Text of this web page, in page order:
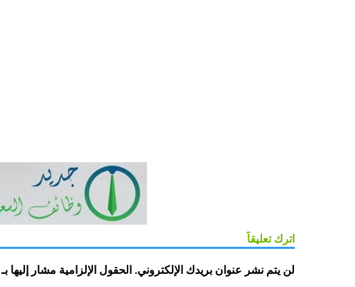
اترك تعليقاً
لن يتم نشر عنوان بريدك الإلكتروني. الحقول الإلزامية مشار إليها بـ